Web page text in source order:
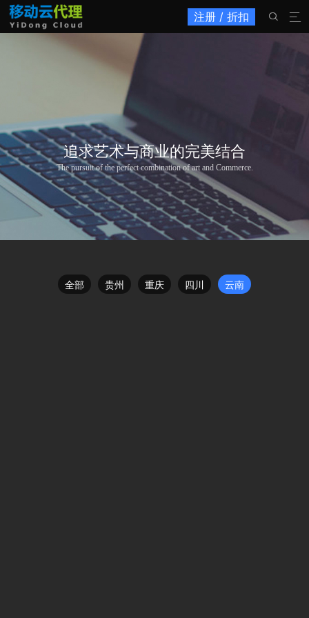
注册 / 折扣 

追求艺术与商业的完美结合
The pursuit of the perfect combination of art and Commerce.
全部 贵州 重庆 四川 云南